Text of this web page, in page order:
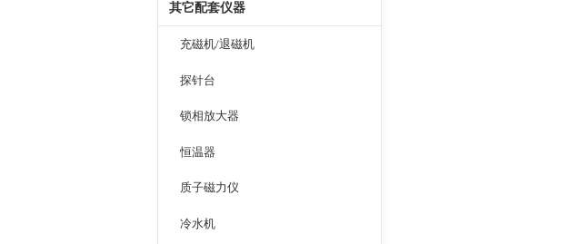
其它配套仪器
充磁机/退磁机
探针台
锁相放大器
恒温器
质子磁力仪
冷水机